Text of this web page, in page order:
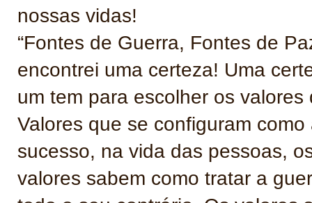
nossas vidas!
“Fontes de Guerra, Fontes de
encontrei uma certeza! Uma
um tem para escolher os
Valores que se configuram
sucesso, na vida das pessoas,
valores sabem como tratar a